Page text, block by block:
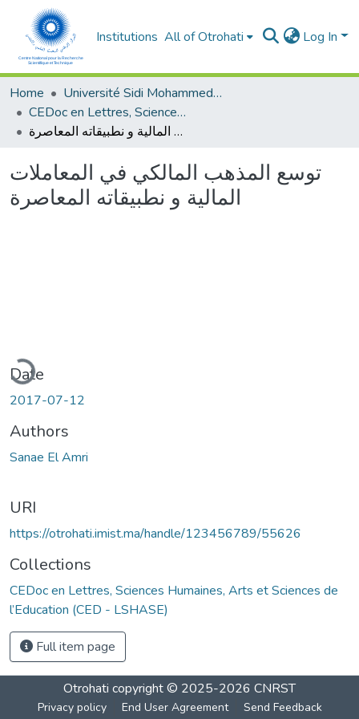
Institutions All of Otrohati Log In
Home
Université Sidi Mohammed Ben Abdellah - Fès
CEDoc en Lettres, Sciences Humaines, Arts et Sciences de l’Education (CED - LSHASE)
توسع المذهب المالكي في المعاملات المالية و نطبيقاته المعاصرة
توسع المذهب المالكي في المعاملات
المالية و نطبيقاته المعاصرة
Date
2017-07-12
Authors
Sanae El Amri
URI
https://otrohati.imist.ma/handle/123456789/55626
Collections
CEDoc en Lettres, Sciences Humaines, Arts et Sciences de
l’Education (CED - LSHASE)
Full item page
Otrohati copyright © 2025-2026 CNRST
Privacy policy End User Agreement Send Feedback